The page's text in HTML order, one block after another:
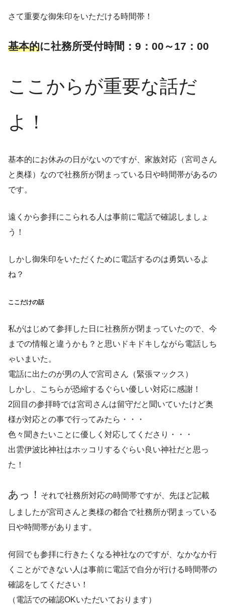
さて重要な御朱印をいただける時間帯！
基本的に社務所受付時間：9：00～17：00
ここからが重要な話だ
よ！
基本的にお休みの日がないのですが、家族対応（宮司さん
と奥様）なので社務所が閉まっている日や時間帯があるの
です。
遠くから参拝にこられる人は事前に電話で確認しましょ
う！
しかし御朱印をいただくために電話するのは勇気いるよ
ね？
ここだけの話
私がはじめて参拝した日に社務所が閉まっていたので、今
までの情報と違うかも？と思いドキドキしながら電話しち
ゃいまいた。
電話に出たのが男の人で宮司さん（緊張マックス）
しかし、こちらが恐縮するぐらい優しい対応に感謝！
2回目の参拝時では宮司さんは留守だと聞いていたけど奥
様が対応との事で行ってみたら・・・
色々聞きたいことに優しく対応してくださり・・・
出雲伊波比神社はホッコリするぐらい良い神社だと思っ
た！
あっ！ それで社務所対応の時間帯ですが、先ほど記載
しましたが宮司さんと奥様の都合で社務所が閉まっている
日や時間帯があります。
何回でも参拝に行きたくなる神社なのですが、なかなか行
くことができない人は事前に電話で自分が行ける時間帯の
確認をしてください！
（電話での確認OKいただいております）